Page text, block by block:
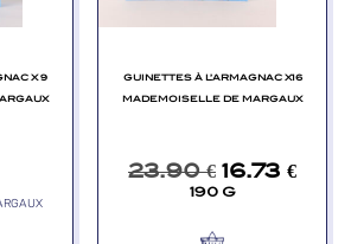
X 9 GUINETTES À L’ARMAGNAC X16
MADEMOISELLE DE MARGAUX
23.90€ 16.73 €
190 G